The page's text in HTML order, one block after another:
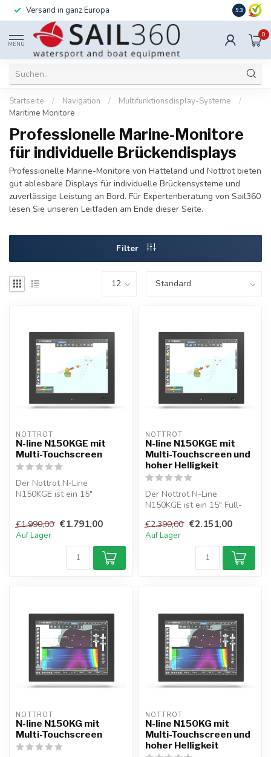
Versand in ganz Europa 9.3
MENÜ
0
Startseite / Navigation / Multifunktionsdisplay-Systeme
/
Maritime Monitore
Professionelle Marine-Monitore
für individuelle Brückendisplays
Professionelle Marine-Monitore von Hatteland und Nottrot bieten
gut ablesbare Displays für individuelle Brückensysteme und
zuverlässige Leistung an Bord. Für Expertenberatung von Sail360
lesen Sie unseren Leitfaden am Ende dieser Seite.
Filter
NOTTROT
N-line N150KGE mit
Multi-Touchscreen
Der Nottrot N-Line
N150KGE ist ein 15"
€1.990,00 €1.791,00
Auf Lager
NOTTROT
N-line N150KGE mit
Multi-Touchscreen und
hoher Helligkeit
Der Nottrot N-Line
N150KGE ist ein 15" Full-
hochheller M...
€2.390,00 €2.151,00
Auf Lager
NOTTROT
N-line N150KG mit
Multi-Touchscreen
NOTTROT
N-line N150KG mit
Multi-Touchscreen und
hoher Helligkeit